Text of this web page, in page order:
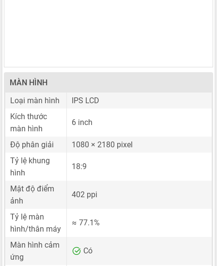
MÀN HÌNH
Loại màn hình
IPS LCD
Kích thước
màn hình
6 inch
Độ phân giải
1080 × 2180 pixel
Tỷ lệ khung
hình
18:9
Mật độ điểm
ảnh
402 ppi
Tỷ lệ màn
hình/thân máy
≈ 77.1%
Màn hình cảm
ứng
Có